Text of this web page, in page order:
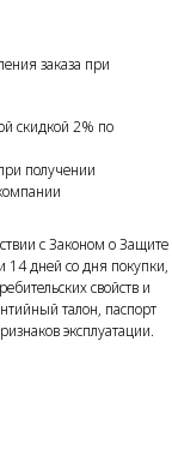
заказа при
скидкой 2% по
получении
с Законом о Защите
14 дней со дня покупки,
свойств и
талон, паспорт
эксплуатации.